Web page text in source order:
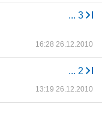
... 3
16:28 26.12.2010
... 2
13:19 26.12.2010